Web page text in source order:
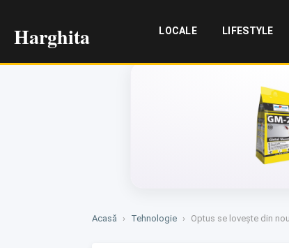
Harghita LOCALE LIFESTYLE
Acasă › Tehnologie › Optus se lovește din